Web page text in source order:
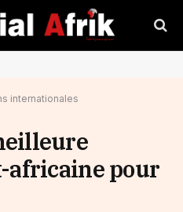
internationales
africaine pour